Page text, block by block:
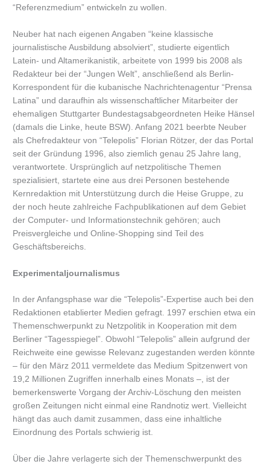
“Referenzmedium” entwickeln zu wollen.
Neuber hat nach eigenen Angaben “keine klassische
journalistische Ausbildung absolviert”, studierte eigentlich
Latein- und Altamerikanistik, arbeitete von 1999 bis 2008 als
Redakteur bei der “Jungen Welt”, anschließend als Berlin-
Korrespondent für die kubanische Nachrichtenagentur “Prensa
Latina” und daraufhin als wissenschaftlicher Mitarbeiter der
ehemaligen Stuttgarter Bundestagsabgeordneten Heike Hänsel
(damals die Linke, heute BSW). Anfang 2021 beerbte Neuber
als Chefredakteur von “Telepolis” Florian Rötzer, der das Portal
seit der Gründung 1996, also ziemlich genau 25 Jahre lang,
verantwortete. Ursprünglich auf netzpolitische Themen
spezialisiert, startete eine aus drei Personen bestehende
Kernredaktion mit Unterstützung durch die Heise Gruppe, zu
der noch heute zahlreiche Fachpublikationen auf dem Gebiet
der Computer- und Informationstechnik gehören; auch
Preisvergleiche und Online-Shopping sind Teil des
Geschäftsbereichs.
Experimentaljournalismus
In der Anfangsphase war die “Telepolis”-Expertise auch bei den
Redaktionen etablierter Medien gefragt. 1997 erschien etwa ein
Themenschwerpunkt zu Netzpolitik in Kooperation mit dem
Berliner “Tagesspiegel”. Obwohl “Telepolis” allein aufgrund der
Reichweite eine gewisse Relevanz zugestanden werden könnte
– für den März 2011 vermeldete das Medium Spitzenwert von
19,2 Millionen Zugriffen innerhalb eines Monats –, ist der
bemerkenswerte Vorgang der Archiv-Löschung den meisten
großen Zeitungen nicht einmal eine Randnotiz wert. Vielleicht
hängt das auch damit zusammen, dass eine inhaltliche
Einordnung des Portals schwierig ist.
Über die Jahre verlagerte sich der Themenschwerpunkt des